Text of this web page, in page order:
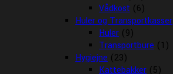
Vådkost (6)
Huler og Transportkasser
Huler (9)
Transportbure (1)
Hygiejne (23)
Kattebakker (5)